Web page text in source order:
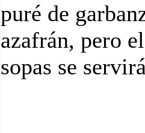
puré de
azafrán, pero
sopas se